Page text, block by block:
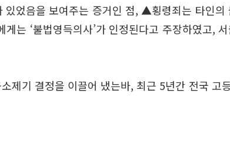
었음을 보여주는 증거인 점, ▲횡령죄는 타인
는 ‘불법영득의사’가 인정된다고 주장하였고,
제기 결정을 이끌어 냈는바, 최근 5년간 전국 고